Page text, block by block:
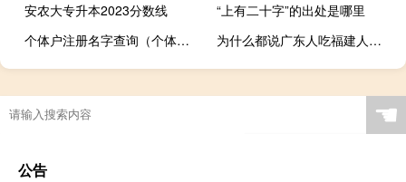
安农大专升本2023分数线
“上有二十字”的出处是哪里
个体户注册名字查询（个体户）
为什么都说广东人吃福建人（广东人吃福建人是什么梗）
☚
公告